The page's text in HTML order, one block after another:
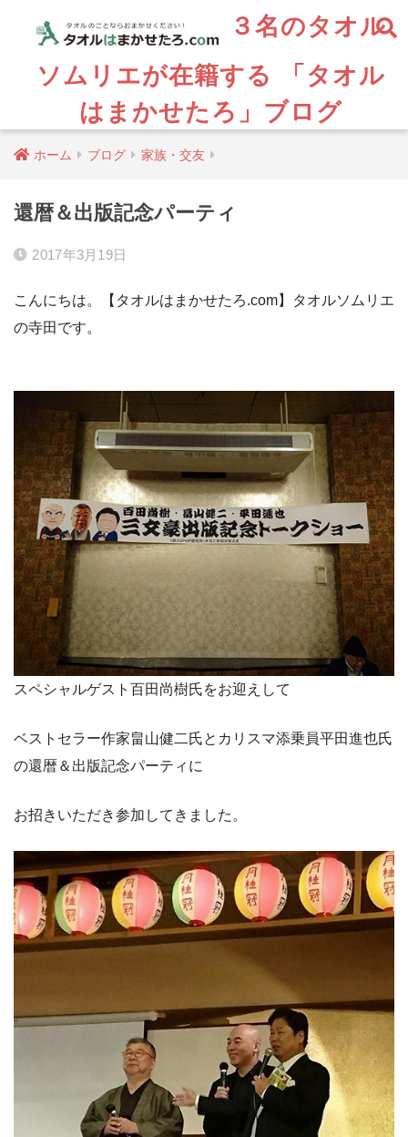
３名のタオル
ソムリエが在籍する 「タオル
はまかせたろ」ブログ
ホーム ブログ 家族・交友
還暦＆出版記念パーティ
2017年3月19日
こんにちは。【タオルはまかせたろ.com】タオルソムリエ
の寺田です。
スペシャルゲスト百田尚樹氏をお迎えして
ベストセラー作家畠山健二氏とカリスマ添乗員平田進也氏
の還暦＆出版記念パーティに
お招きいただき参加してきました。